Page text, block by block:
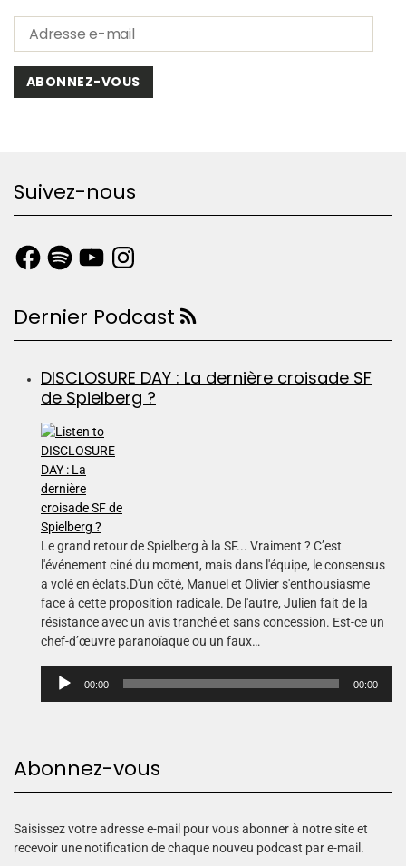
ABONNEZ-VOUS
Suivez-nous
Dernier Podcast
DISCLOSURE DAY : La dernière croisade SF
de Spielberg ?
Le grand retour de Spielberg à la SF... Vraiment ? C’est
l'événement ciné du moment, mais dans l'équipe, le consensus
a volé en éclats.D'un côté, Manuel et Olivier s'enthousiasme
face à cette proposition radicale. De l'autre, Julien fait de la
résistance avec un avis tranché et sans concession. Est-ce un
chef-d’œuvre paranoïaque ou un faux…
u
u
d
00:00 00:00
Abonnez-vous
Saisissez votre adresse e-mail pour vous abonner à notre site et
recevoir une notification de chaque nouveu podcast par e-mail.